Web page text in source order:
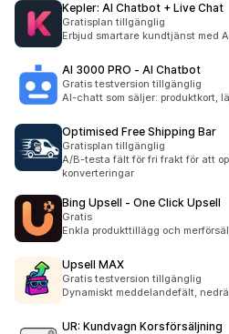
Kepler: AI Chatbot + Live Chat
Gratisplan tillgänglig
Erbjud smartare kundtjänst med
AI 3000 PRO ‑ AI Chatbot
Gratis testversion tillgänglig
AI-chatt som säljer: produktkort,
Optimised Free Shipping Bar
Gratisplan tillgänglig
A/B-testa fält för fri frakt för att
konverteringar
Bing Upsell ‑ One Click Upsell
Gratis
Enkla produkttillägg och
Upsell MAX
Gratis testversion tillgänglig
Dynamiskt meddelandefält,
UR: Kundvagn Korsförsäljning